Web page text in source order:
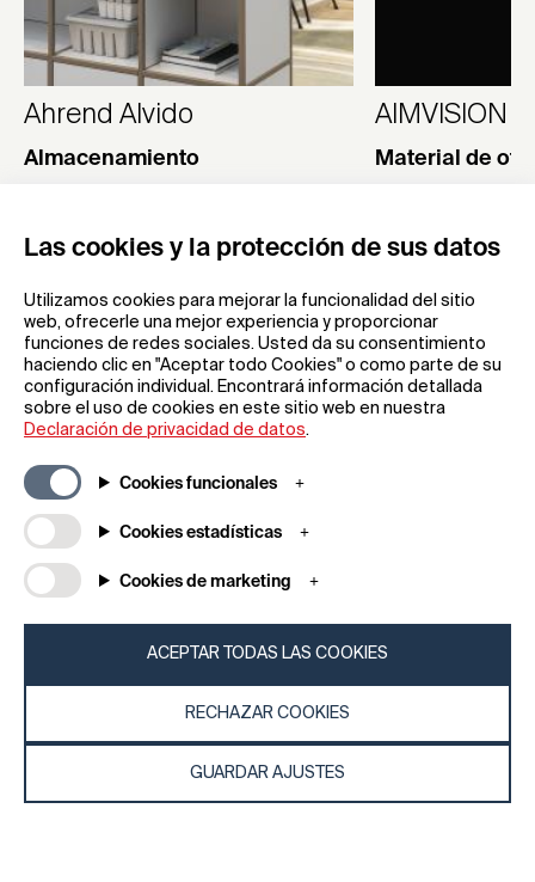
Las cookies y la protección de sus datos
Utilizamos cookies para mejorar la funcionalidad del sitio
web, ofrecerle una mejor experiencia y proporcionar
funciones de redes sociales. Usted da su consentimiento
haciendo clic en "Aceptar todo Cookies" o como parte de su
configuración individual. Encontrará información detallada
sobre el uso de cookies en este sitio web en nuestra
Declaración de privacidad de datos.
Cookies funcionales
Cookies estadísticas
Cookies de marketing
GUARDAR AJUSTES
RECHAZAR COOKIES
ACEPTAR TODAS LAS COOKIES
Ahrend Alvido
Almacenamiento
AIMVISION
Material de
Suscríbase a nuestra newsletter
REGÍSTRESE